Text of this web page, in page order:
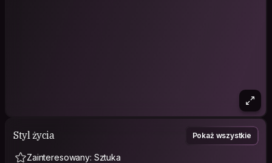
Styl życia Pokaż wszystkie
Zainteresowany: Sztuka